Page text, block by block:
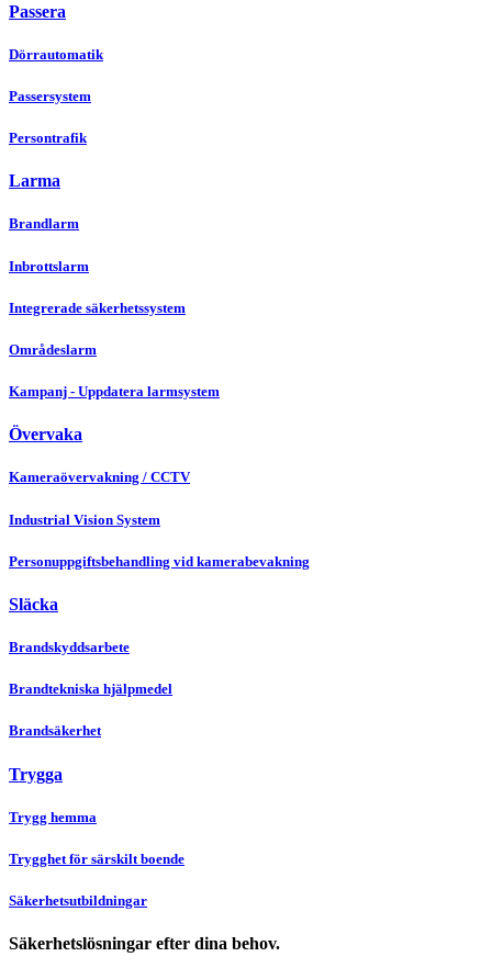
Passera
Dörrautomatik
Passersystem
Persontrafik
Larma
Brandlarm
Inbrottslarm
Integrerade säkerhetssystem
Områdeslarm
Kampanj - Uppdatera larmsystem
Övervaka
Kameraövervakning / CCTV
Industrial Vision System
Personuppgiftsbehandling vid kamerabevakning
Släcka
Brandskyddsarbete
Brandtekniska hjälpmedel
Brandsäkerhet
Trygga
Trygg hemma
Trygghet för särskilt boende
Säkerhetsutbildningar
Säkerhetslösningar efter dina behov.